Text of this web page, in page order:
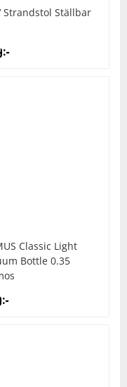
Strandstol Ställbar
kr
Classic Light
Bottle 0.35
kr